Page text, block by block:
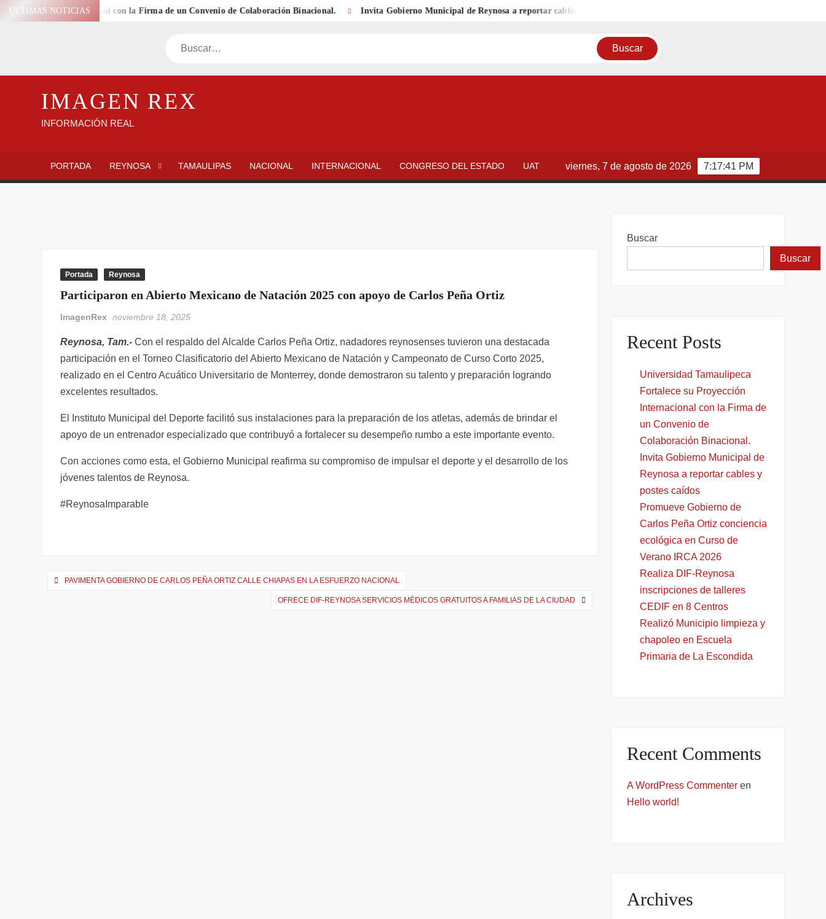
SaltarÚLTIMAS NOTICIAS
Internacional con la Firma de un Convenio de Colaboración Binacional. Invita Gobierno Municipal de Reynosa a reportar cables y postes caídos
Buscar
IMAGEN REX
INFORMACIÓN REAL
PORTADA REYNOSA TAMAULIPAS NACIONAL INTERNACIONAL CONGRESO DEL ESTADO UAT 7:17:42 PM
viernes, 7 de agosto de 2026
Portada Reynosa
Participaron en Abierto Mexicano de Natación 2025 con apoyo de Carlos Peña Ortiz
ImagenRex noviembre 18, 2025
Reynosa, Tam.- Con el respaldo del Alcalde Carlos Peña Ortiz, nadadores reynosenses tuvieron una destacada
participación en el Torneo Clasificatorio del Abierto Mexicano de Natación y Campeonato de Curso Corto 2025,
realizado en el Centro Acuático Universitario de Monterrey, donde demostraron su talento y preparación logrando
excelentes resultados.
El Instituto Municipal del Deporte facilitó sus instalaciones para la preparación de los atletas, además de brindar el
apoyo de un entrenador especializado que contribuyó a fortalecer su desempeño rumbo a este importante evento.
Con acciones como esta, el Gobierno Municipal reafirma su compromiso de impulsar el deporte y el desarrollo de los
jóvenes talentos de Reynosa.
#ReynosaImparable
Navegación
PAVIMENTA GOBIERNO DE CARLOS PEÑA ORTIZ CALLE CHIAPAS EN LA ESFUERZO NACIONAL
OFRECE DIF-REYNOSA SERVICIOS MÉDICOS GRATUITOS A FAMILIAS DE LA CIUDAD
Buscar
Buscar
Recent Posts
Universidad Tamaulipeca
Fortalece su Proyección
Internacional con la Firma de
un Convenio de
Colaboración Binacional.
Invita Gobierno Municipal de
Reynosa a reportar cables y
postes caídos
Promueve Gobierno de
Carlos Peña Ortiz conciencia
ecológica en Curso de
Verano IRCA 2026
Realiza DIF-Reynosa
inscripciones de talleres
CEDIF en 8 Centros
Realizó Municipio limpieza y
chapoleo en Escuela
Primaria de La Escondida
Recent Comments
A WordPress Commenter en
Hello world!
Archives